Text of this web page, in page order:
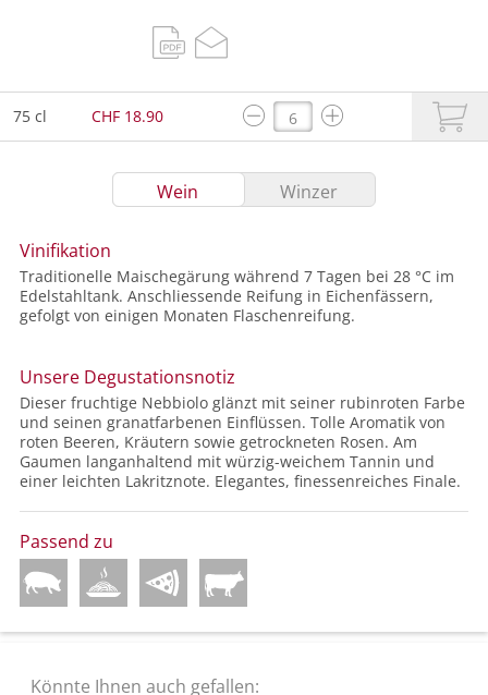
75 cl CHF 18.90
Wein Winzer
Vinifikation
Traditionelle Maischegärung während 7 Tagen bei 28 °C im
Edelstahltank. Anschliessende Reifung in Eichenfässern,
gefolgt von einigen Monaten Flaschenreifung.
Unsere Degustationsnotiz
Dieser fruchtige Nebbiolo glänzt mit seiner rubinroten Farbe
und seinen granatfarbenen Einflüssen. Tolle Aromatik von
roten Beeren, Kräutern sowie getrockneten Rosen. Am
Gaumen langanhaltend mit würzig-weichem Tannin und
einer leichten Lakritznote. Elegantes, finessenreiches Finale.
Passend zu
Könnte Ihnen auch gefallen: